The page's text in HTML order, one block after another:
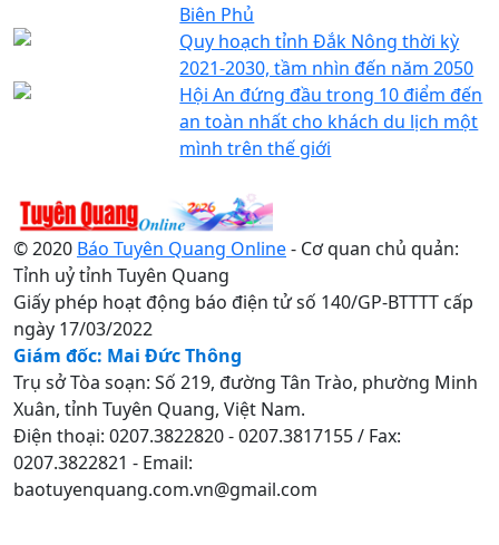
Biên Phủ
Quy hoạch tỉnh Đắk Nông thời kỳ
2021-2030, tầm nhìn đến năm 2050
Hội An đứng đầu trong 10 điểm đến
an toàn nhất cho khách du lịch một
mình trên thế giới
© 2020 Báo Tuyên Quang Online- Cơ quan chủ quản:
Tỉnh uỷ tỉnh Tuyên Quang
Giấy phép hoạt động báo điện tử số 140/GP-BTTTT cấp
ngày 17/03/2022
Giám đốc: Mai Đức Thông
Trụ sở Tòa soạn: Số 219, đường Tân Trào, phường Minh
Xuân, tỉnh Tuyên Quang, Việt Nam.
Điện thoại: 0207.3822820 - 0207.3817155 / Fax:
0207.3822821 - Email:
baotuyenquang.com.vn@gmail.com